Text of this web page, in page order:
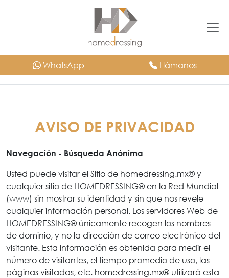
WhatsApp Llámanos
AVISO DE PRIVACIDAD
Navegación - Búsqueda Anónima
Usted puede visitar el Sitio de homedressing.mx® y
cualquier sitio de HOMEDRESSING® en la Red Mundial
(www) sin mostrar su identidad y sin que nos revele
cualquier información personal. Los servidores Web de
HOMEDRESSING® únicamente recogen los nombres
de dominio, y no la dirección de correo electrónico del
visitante. Esta información es obtenida para medir el
número de visitantes, el tiempo promedio de uso, las
páginas visitadas, etc. homedressing.mx® utilizará esta